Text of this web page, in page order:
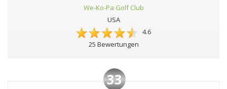
We-Ko-Pa Golf Club
USA
4.6
25 Bewertungen
33